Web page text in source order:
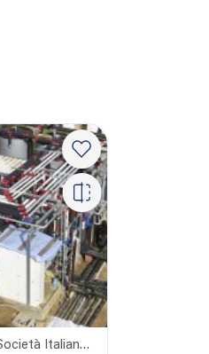
S.I.C.E F. s.r.l. Società Italiana Costruzioni e forniture